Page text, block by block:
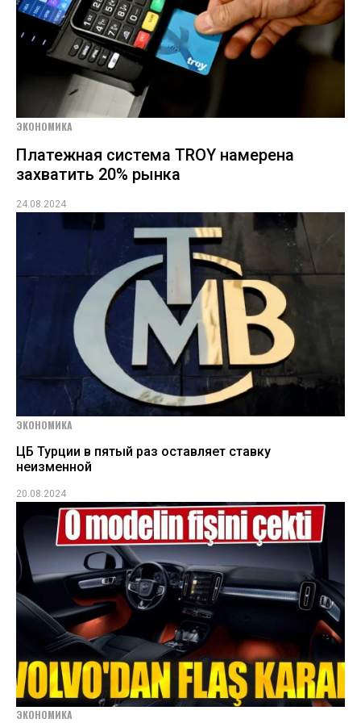
ЭКОНОМИКА
Платежная система TROY намерена
захватить 20% рынка
24.08.2024
ЭКОНОМИКА
ЦБ Турции в пятый раз оставляет ставку
неизменной
20.08.2024
ЭКОНОМИКА